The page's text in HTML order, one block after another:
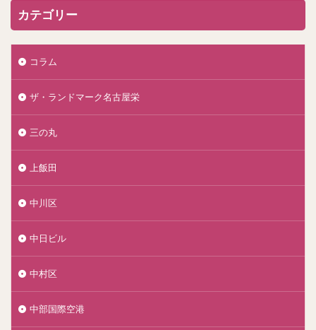
カテゴリー
コラム
ザ・ランドマーク名古屋栄
三の丸
上飯田
中川区
中日ビル
中村区
中部国際空港